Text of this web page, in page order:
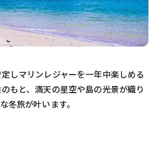
しマリンレジャーを一年中楽しめる
もと、満天の星空や島の光景が織り
冬旅が叶います。